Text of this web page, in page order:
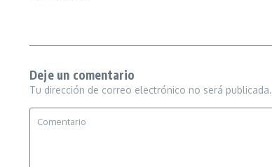
Deje un comentario
Tu dirección de correo electrónico no será publicada.